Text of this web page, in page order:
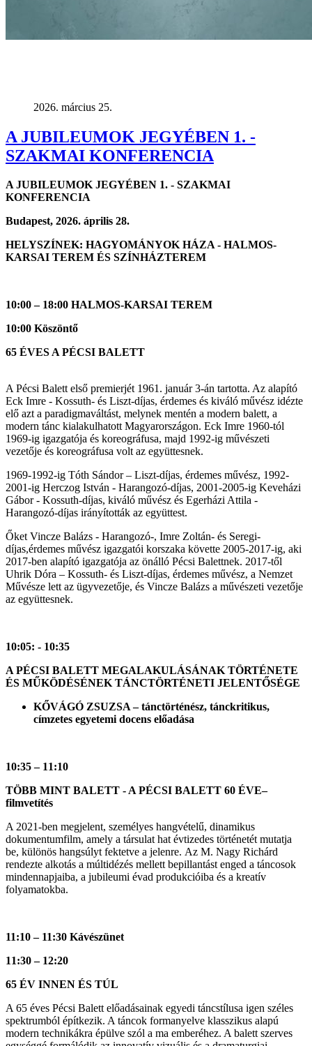
2026. március 25.
A JUBILEUMOK JEGYÉBEN 1. -
SZAKMAI KONFERENCIA
A JUBILEUMOK JEGYÉBEN 1. - SZAKMAI
KONFERENCIA
Budapest, 2026. április 28.
HELYSZÍNEK: HAGYOMÁNYOK HÁZA - HALMOS-
KARSAI TEREM ÉS SZÍNHÁZTEREM
10:00 – 18:00 HALMOS-KARSAI TEREM
10:00 Köszöntő
65 ÉVES A PÉCSI BALETT
A Pécsi Balett első premierjét 1961. január 3-án tartotta. Az alapító
Eck Imre - Kossuth- és Liszt-díjas, érdemes és kiváló művész idézte
elő azt a paradigmaváltást, melynek mentén a modern balett, a
modern tánc kialakulhatott Magyarországon. Eck Imre 1960-tól
1969-ig igazgatója és koreográfusa, majd 1992-ig művészeti
vezetője és koreográfusa volt az együttesnek.
1969-1992-ig Tóth Sándor – Liszt-díjas, érdemes művész, 1992-
2001-ig Herczog István - Harangozó-díjas, 2001-2005-ig Keveházi
Gábor - Kossuth-díjas, kiváló művész és Egerházi Attila -
Harangozó-díjas irányították az együttest.
Őket Vincze Balázs - Harangozó-, Imre Zoltán- és Seregi-
díjas,érdemes művész igazgatói korszaka követte 2005-2017-ig, aki
2017-ben alapító igazgatója az önálló Pécsi Balettnek. 2017-től
Uhrik Dóra – Kossuth- és Liszt-díjas, érdemes művész, a Nemzet
Művésze lett az ügyvezetője, és Vincze Balázs a művészeti vezetője
az együttesnek.
10:05: - 10:35
A PÉCSI BALETT MEGALAKULÁSÁNAK TÖRTÉNETE
ÉS MŰKÖDÉSÉNEK TÁNCTÖRTÉNETI JELENTŐSÉGE
KŐVÁGÓ ZSUZSA – tánctörténész, tánckritikus,
címzetes egyetemi docens előadása
10:35 – 11:10
TÖBB MINT BALETT - A PÉCSI BALETT 60 ÉVE–
filmvetítés
A 2021-ben megjelent, személyes hangvételű, dinamikus
dokumentumfilm, amely a társulat hat évtizedes történetét mutatja
be, különös hangsúlyt fektetve a jelenre. Az M. Nagy Richárd
rendezte alkotás a múltidézés mellett bepillantást enged a táncosok
mindennapjaiba, a jubileumi évad produkcióiba és a kreatív
folyamatokba.
11:10 – 11:30 Kávészünet
11:30 – 12:20
65 ÉV INNEN ÉS TÚL
A 65 éves Pécsi Balett előadásainak egyedi táncstílusa igen széles
spektrumból építkezik. A táncok formanyelve klasszikus alapú
modern technikákra épülve szól a ma emberéhez. A balett szerves